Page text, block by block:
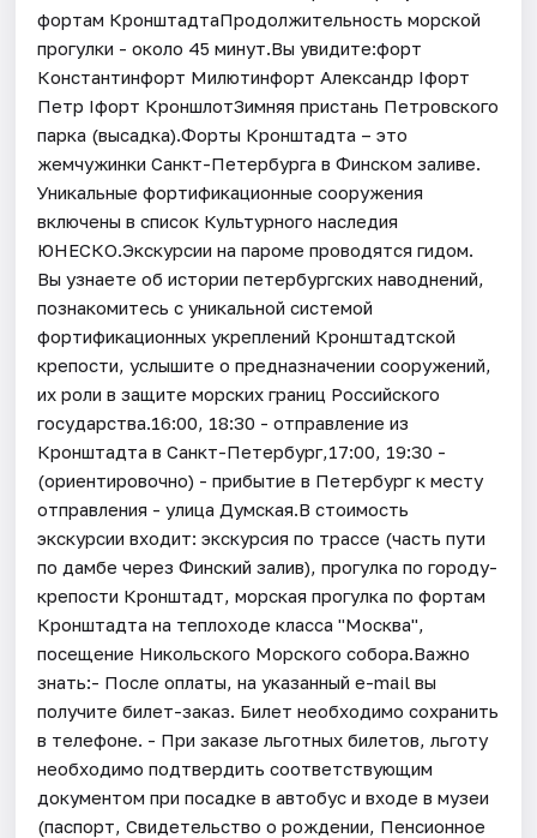
фортам КронштадтаПродолжительность морской
прогулки - около 45 минут.Вы увидите:форт
Константинфорт Милютинфорт Александр Iфорт
Петр Iфорт КроншлотЗимняя пристань Петровского
парка (высадка).Форты Кронштадта – это
жемчужинки Санкт-Петербурга в Финском заливе.
Уникальные фортификационные сооружения
включены в список Культурного наследия
ЮНЕСКО.Экскурсии на пароме проводятся гидом.
Вы узнаете об истории петербургских наводнений,
познакомитесь с уникальной системой
фортификационных укреплений Кронштадтской
крепости, услышите о предназначении сооружений,
их роли в защите морских границ Российского
государства.16:00, 18:30 - отправление из
Кронштадта в Санкт-Петербург,17:00, 19:30 -
(ориентировочно) - прибытие в Петербург к месту
отправления - улица Думская.В стоимость
экскурсии входит: экскурсия по трассе (часть пути
по дамбе через Финский залив), прогулка по городу-
крепости Кронштадт, морская прогулка по фортам
Кронштадта на теплоходе класса "Москва",
посещение Никольского Морского собора.Важно
знать:- После оплаты, на указанный e-mail вы
получите билет-заказ. Билет необходимо сохранить
в телефоне. - При заказе льготных билетов, льготу
необходимо подтвердить соответствующим
документом при посадке в автобус и входе в музеи
(паспорт, Свидетельство о рождении, Пенсионное